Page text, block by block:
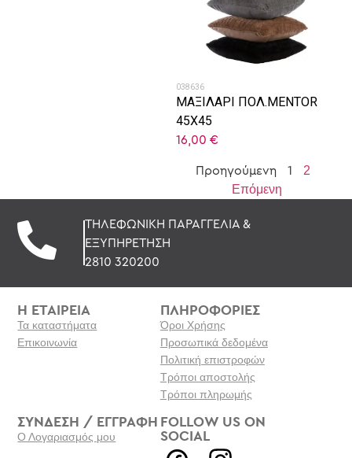
038636
ΜΑΞΙΛΑΡΙ ΠΟΛ.MENTOR
45X45
16,00 €
Προηγούμενη 1
2
Επόμενη
ΤΗΛΕΦΩΝΙΚΗ ΠΑΡΑΓΓΕΛΙΑ &
ΕΞΥΠΗΡΕΤΗΣΗ
2810 320200
Η ΕΤΑΙΡΕΙΑ
Τα καταστήματα
Επικοινωνία
ΠΛΗΡΟΦΟΡΙΕΣ
Όροι Χρήσης
Προσωπικά δεδομένα
Πολιτική επιστροφών
Τρόποι αποστολής
Τρόποι πληρωμής
ΣΥΝΔΕΣΗ / ΕΓΓΡΑΦΗ
Ο Λογαριασμός μου
FOLLOW US ON
SOCIAL